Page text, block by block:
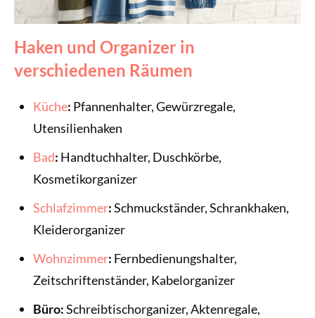
Haken und Organizer in
verschiedenen Räumen
Küche: Pfannenhalter, Gewürzregale,
Utensilienhaken
Bad: Handtuchhalter, Duschkörbe,
Kosmetikorganizer
Schlafzimmer:Schmuckständer, Schrankhaken,
Kleiderorganizer
Wohnzimmer: Fernbedienungshalter,
Zeitschriftenständer, Kabelorganizer
Büro:Schreibtischorganizer, Aktenregale,